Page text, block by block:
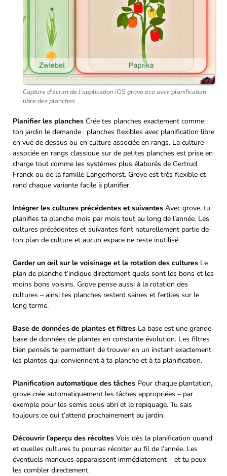
Capture d'écran de l'application iOS grove.eco avec planification
libre des planches
Planifier les planches Crée tes planches exactement comme
ton jardin le demande : planches flexibles avec planification libre
en vue de dessus ou en culture associée en rangs. La culture
associée en rangs classique sur de petites planches est prise en
charge tout comme les systèmes plus élaborés de Gertrud
Franck ou de la famille Langerhorst. Grove est très flexible et
rend chaque variante facile à planifier.
Intégrer les cultures précédentes et suivantes Avec grove, tu
planifies ta planche mois par mois tout au long de l’année. Les
cultures précédentes et suivantes font naturellement partie de
ton plan de culture et aucun espace ne reste inutilisé.
Garder un œil sur le voisinage et la rotation des cultures Le
plan de planche t’indique directement quels sont les bons et les
moins bons voisins. Grove pense aussi à la rotation des
cultures – ainsi tes planches restent saines et fertiles sur le
long terme.
Base de données de plantes et filtres La base est une grande
base de données de plantes en constante évolution. Les filtres
bien pensés te permettent de trouver en un instant exactement
les plantes qui conviennent à ta planche et à ta planification.
Planification automatique des tâches Pour chaque plantation,
grove crée automatiquement les tâches appropriées – par
exemple pour les semis sous abri et le repiquage. Tu sais
toujours ce qui t’attend prochainement au jardin.
Découvrir l’aperçu des récoltes Vois dès la planification quand
et quelles cultures tu pourras récolter au fil de l’année. Les
éventuels manques apparaissent immédiatement – et tu peux
les combler directement.